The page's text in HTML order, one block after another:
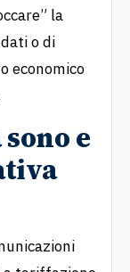
la
o di
economico
e